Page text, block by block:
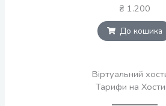
₴ 1.200
До кошика
Віртуальний
Тарифи на